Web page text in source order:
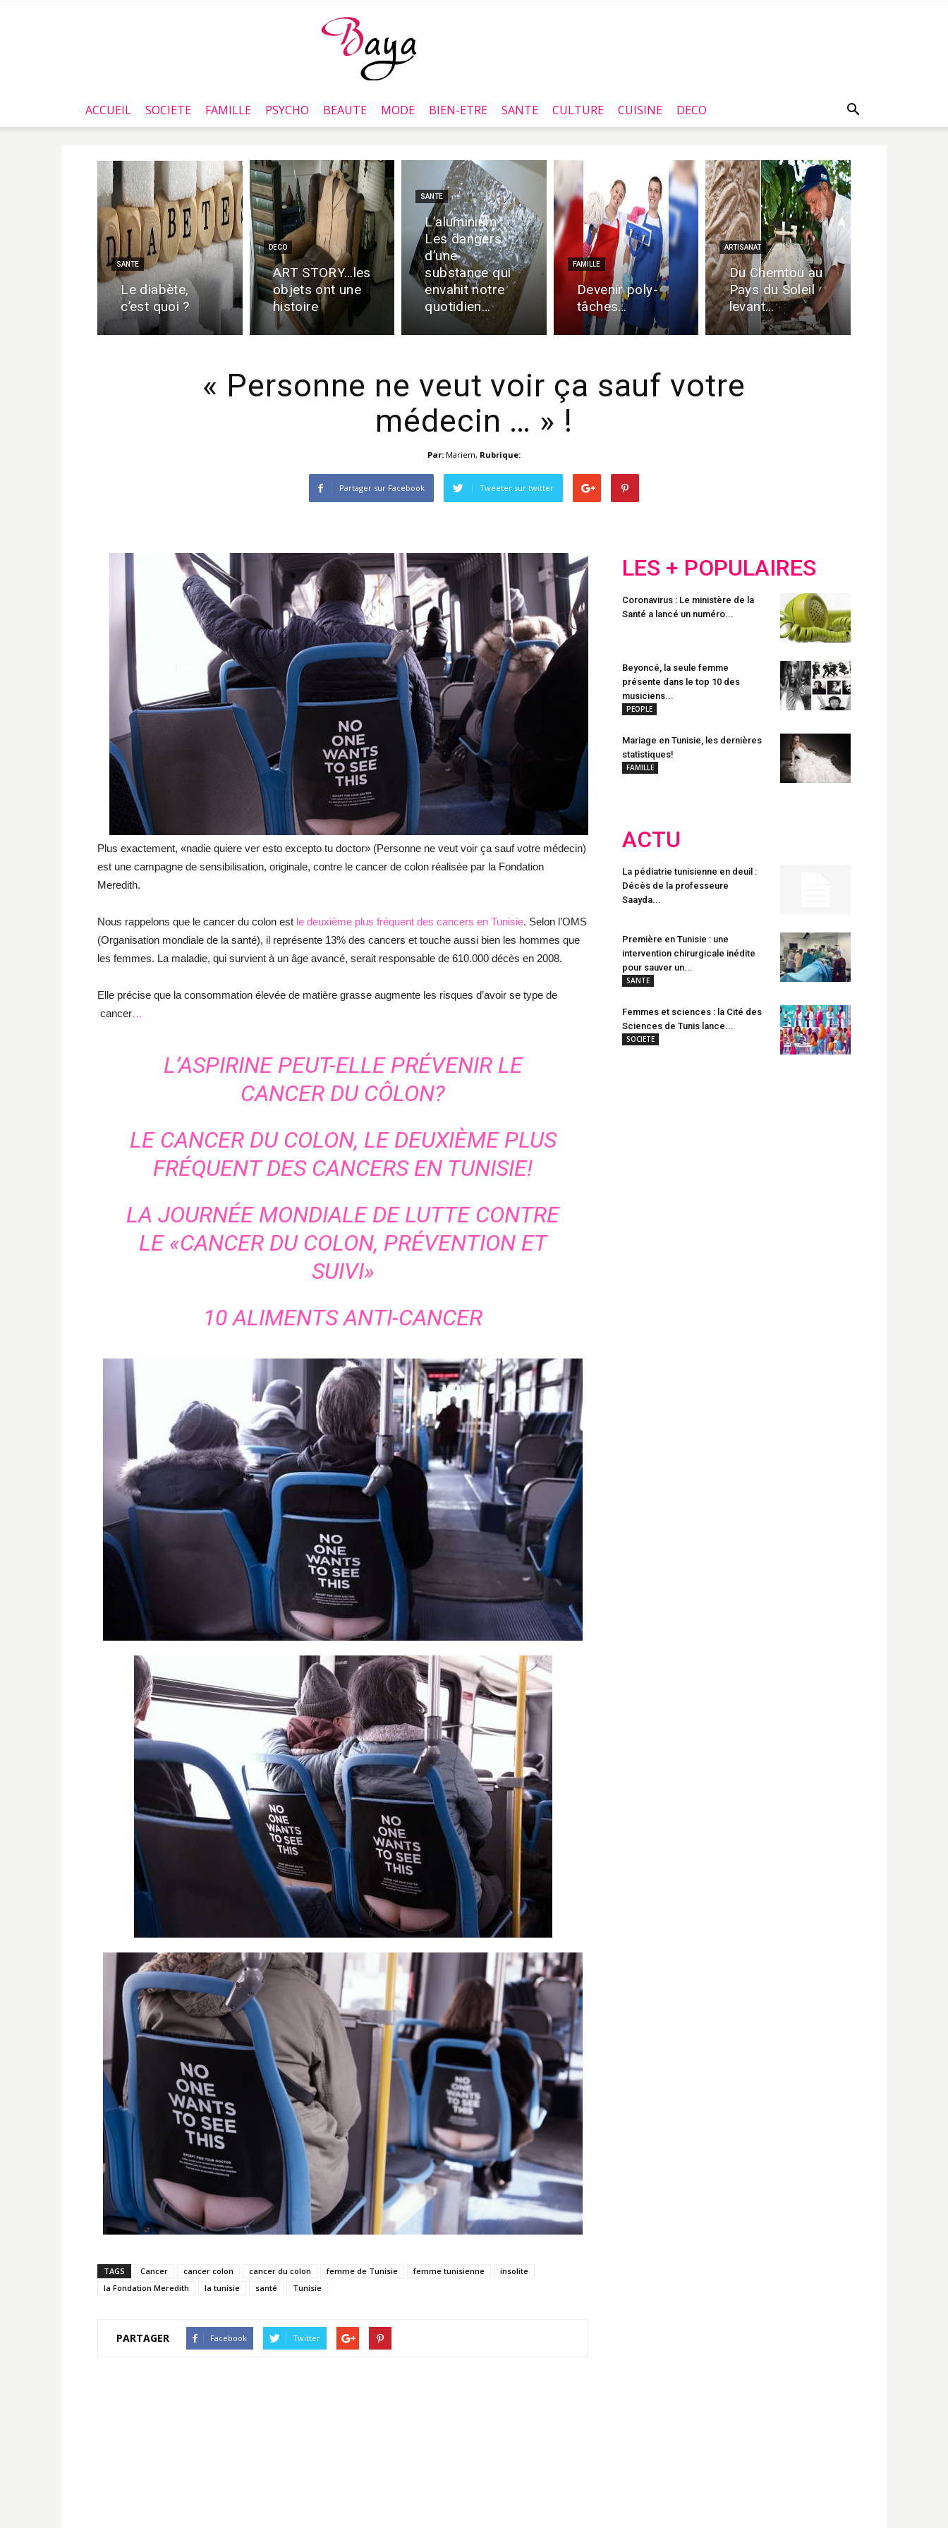
Baya.tn
ACCUEIL SOCIETE FAMILLE PSYCHO BEAUTE MODE BIEN-ETRE SANTE CULTURE CUISINE DECO
SANTE
Le diabète,
c’est quoi ?
DECO
ART STORY…les
objets ont une
histoire
SANTE
L’aluminium :
Les dangers
d’une
substance qui
envahit notre
quotidien…
FAMILLE
Devenir poly-
tâches…
ARTISANAT
Du Chemtou au
Pays du Soleil
levant…
« Personne ne veut voir ça sauf votre
médecin … » !
Par: Mariem, Rubrique:
Partager sur Facebook Tweeter sur twitter
Plus exactement, «nadie quiere ver esto excepto tu doctor» (Personne ne veut voir ça sauf votre médecin)
est une campagne de sensibilisation, originale, contre le cancer de colon réalisée par la Fondation
Meredith.
Nous rappelons que le cancer du colon est le deuxième plus fréquent des cancers en Tunisie. Selon l’OMS
(Organisation mondiale de la santé), il représente 13% des cancers et touche aussi bien les hommes que
les femmes. La maladie, qui survient à un âge avancé, serait responsable de 610.000 décès en 2008.
Elle précise que la consommation élevée de matière grasse augmente les risques d’avoir se type de
cancer…
L’ASPIRINE PEUT-ELLE PRÉVENIR LE
CANCER DU CÔLON?
LE CANCER DU COLON, LE DEUXIÈME PLUS
FRÉQUENT DES CANCERS EN TUNISIE!
LA JOURNÉE MONDIALE DE LUTTE CONTRE
LE «CANCER DU COLON, PRÉVENTION ET
SUIVI»
10 ALIMENTS ANTI-CANCER
TAGS Cancer cancer colon cancer du colon femme de Tunisie femme tunisienne
insolite
la Fondation Meredith
la tunisie santé Tunisie
PARTAGER Facebook Twitter
LES + POPULAIRES
Coronavirus : Le ministère de la
Santé a lancé un numéro...
Beyoncé, la seule femme
présente dans le top 10 des
musiciens...
PEOPLE
Mariage en Tunisie, les dernières
statistiques!
FAMILLE
ACTU
La pédiatrie tunisienne en deuil :
Décès de la professeure
Saayda...
Première en Tunisie : une
intervention chirurgicale inédite
pour sauver un...
SANTE
Femmes et sciences : la Cité des
Sciences de Tunis lance...
SOCIETE